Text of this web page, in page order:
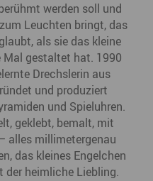
werden soll und
Leuchten bringt, das
als sie das kleine
Mal gestaltet hat. 1990
Drechslerin aus
und produziert
und Spieluhren.
geklebt, bemalt, mit
alles millimetergenau
das kleines Engelchen
der heimliche Liebling.